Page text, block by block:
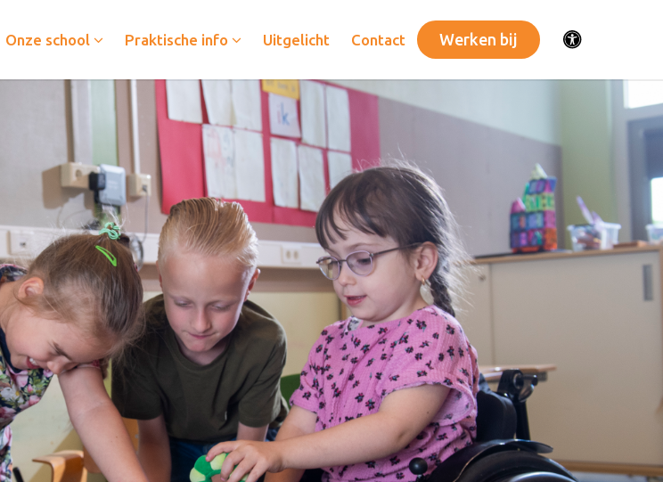
Onze school Praktische info Uitgelicht Contact Werken bij